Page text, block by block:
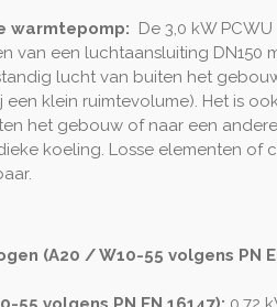
warmtepomp:
De 3,0 kW PCWU
van een luchtaansluiting DN150
lucht van buiten het
klein ruimtevolume). Het is
het gebouw of naar een
koeling. Losse elementen of
(A20 / W10-55 volgens PN